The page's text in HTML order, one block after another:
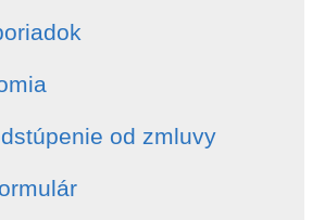
od zmluvy